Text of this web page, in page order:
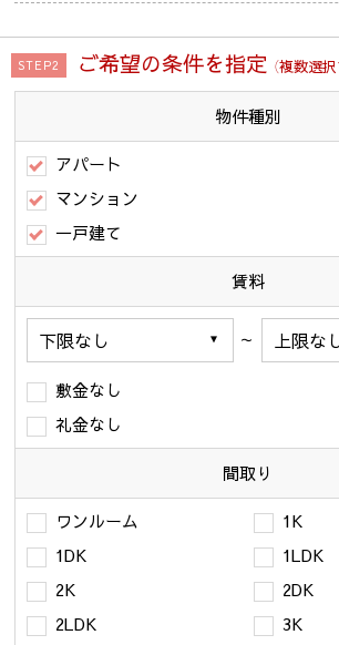
STEP2 ご希望の条件を指定 （複数選
物件種別
アパート
マンション
一戸建て
賃料
～
敷金なし
礼金なし
間取り
ワンルーム
1K
1DK
1LDK
2K
2DK
2LDK
3K